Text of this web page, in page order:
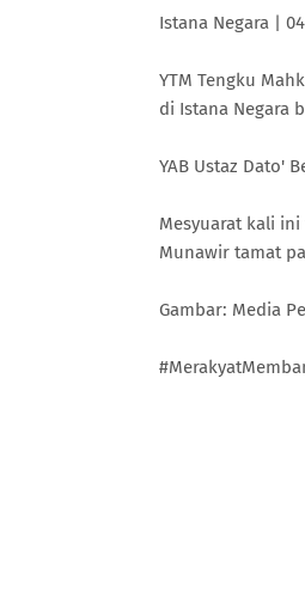
Istana Negara |
YTM Tengku
di Istana Negara
YAB Ustaz Dato'
Mesyuarat kali
Munawir tamat
Gambar: Media